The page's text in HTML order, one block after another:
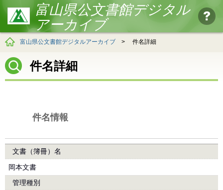
富山県公文書館デジタル
アーカイブ
富山県公文書館デジタルアーカイブ > 件名詳細
件名詳細
件名情報
文書（簿冊）名
岡本文書
管理種別